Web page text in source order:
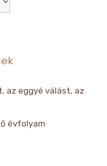
az eggyé válást, az
évfolyam